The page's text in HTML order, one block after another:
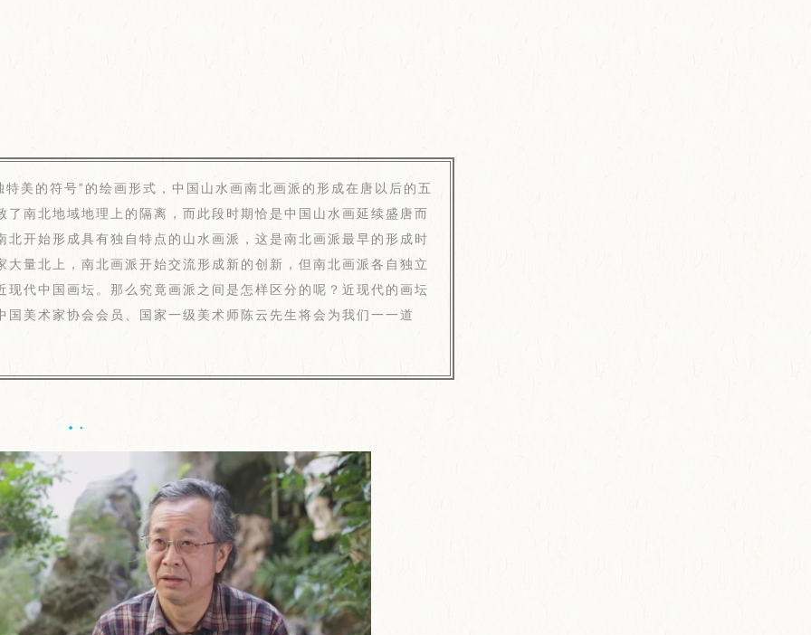
美的符号”的绘画形式，中国山水画南北画派的形成在唐以后的五
南北地域地理上的隔离，而此段时期恰是中国山水画延续盛唐而
开始形成具有独自特点的山水画派，这是南北画派最早的形成时
量北上，南北画派开始交流形成新的创新，但南北画派各自独立
代中国画坛。那么究竟画派之间是怎样区分的呢？近现代的画坛
美术家协会会员、国家一级美术师陈云先生将会为我们一一道